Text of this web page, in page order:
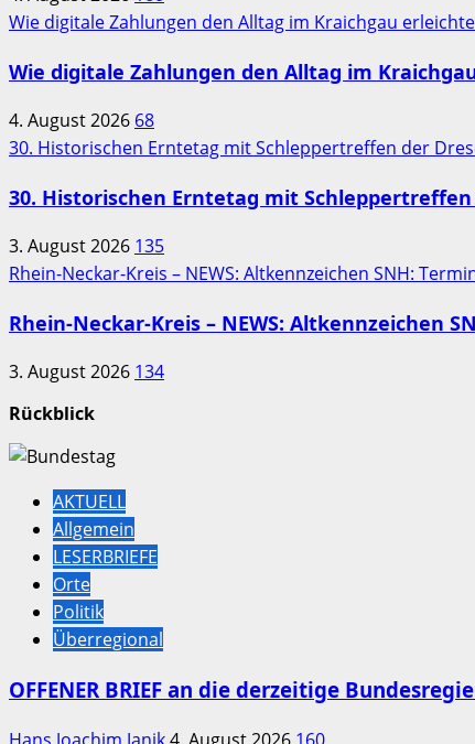
Wie digitale Zahlungen den Alltag im Kraichgau
Wie digitale Zahlungen den Alltag im
4. August 2026 68
30. Historischen Erntetag mit Schleppertreffen der
30. Historischen Erntetag mit
3. August 2026 135
Rhein-Neckar-Kreis – NEWS: Altkennzeichen SNH:
Rhein-Neckar-Kreis – NEWS: Altkennzeichen
3. August 2026 134
Rückblick
AKTUELL
Allgemein
LESERBRIEFE
Orte
Politik
Überregional
OFFENER BRIEF an die derzeitige